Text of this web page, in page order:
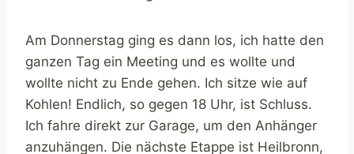
Am Donnerstag ging es dann los, ich hatte den
ganzen Tag ein Meeting und es wollte und
wollte nicht zu Ende gehen. Ich sitze wie auf
Kohlen! Endlich, so gegen 18 Uhr, ist Schluss.
Ich fahre direkt zur Garage, um den Anhänger
anzuhängen. Die nächste Etappe ist Heilbronn,